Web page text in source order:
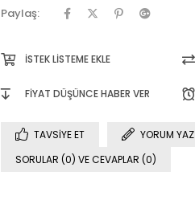
Paylaş:
İSTEK LISTEME EKLE
FIYAT DÜŞÜNCE HABER VER
TAVSIYE ET
YORUM YAZ
SORULAR (0) VE CEVAPLAR (0)